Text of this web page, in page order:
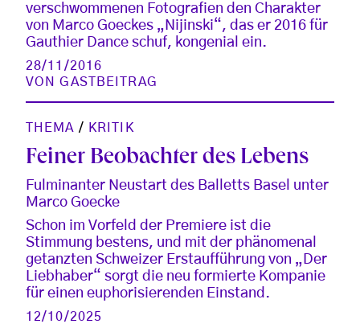
verschwommenen Fotografien den Charakter
von Marco Goeckes „Nijinski“, das er 2016 für
Gauthier Dance schuf, kongenial ein.
28/11/2016
VONGASTBEITRAG
THEMA / KRITIK
Feiner Beobachter des Lebens
Fulminanter Neustart des Balletts Basel unter
Marco Goecke
Schon im Vorfeld der Premiere ist die
Stimmung bestens, und mit der phänomenal
getanzten Schweizer Erstaufführung von „Der
Liebhaber“ sorgt die neu formierte Kompanie
für einen euphorisierenden Einstand.
12/10/2025